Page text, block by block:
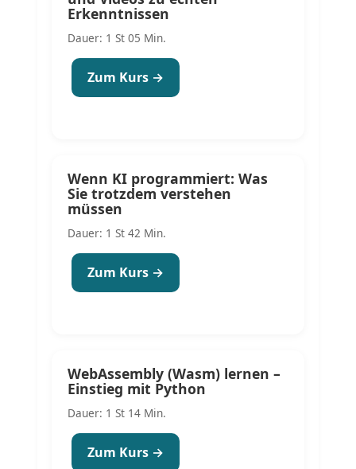
Erkenntnissen
Dauer: 1 St 05 Min.
Zum Kurs →
Wenn KI programmiert: Was
Sie trotzdem verstehen
müssen
Dauer: 1 St 42 Min.
Zum Kurs →
WebAssembly (Wasm) lernen –
Einstieg mit Python
Dauer: 1 St 14 Min.
Zum Kurs →